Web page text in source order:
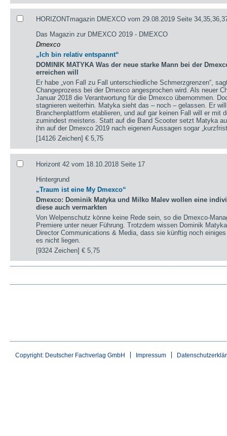
HORIZONTmagazin DMEXCO vom 29.08.2019 Seite
Das Magazin zur DMEXCO 2019 - DMEXCO
Dmexco
„Ich bin relativ entspannt“
DOMINIK MATYKA Was der neue starke Mann bei der
erreichen will
Er habe „von Fall zu Fall unterschiedliche Schmerzgrenzen“,
Changeprozess bei der Dmexco angesprochen wird. Als neuer
Januar 2018 die Verantwortung für die Dmexco übernommen.
stagnieren weiterhin. Matyka sieht das – noch – gelassen. Er
Branchenplattform etablieren, und auf gar keinen Fall will er mit
zumindest meistens. Statt auf die Band Scooter setzt Matyka
ihn auf der Dmexco 2019 nach eigenen Aussagen sogar
[14126 Zeichen]€ 5,75
Horizont 42 vom 18.10.2018 Seite 17
Hintergrund
„Traum ist eine My Dmexco“
Dmexco: Dominik Matyka und Milko Malev wollen eine
diese auch vermarkten
Von Welpenschutz könne keine Rede sein, so die Dmexco-
Premiere unter neuer Führung. Trotzdem wissen Dominik
Director Communications & Media, dass sie künftig noch
es nicht liegen.
[9324 Zeichen]€ 5,75
Copyright: Deutscher Fachverlag GmbH Impressum